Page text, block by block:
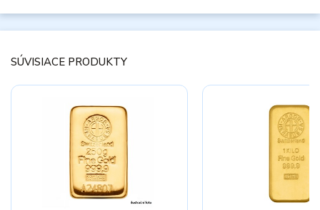
SÚVISIACE PRODUKTY